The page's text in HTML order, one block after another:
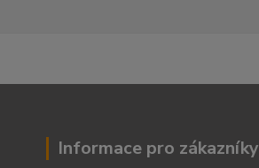
Informace pro zákazníky